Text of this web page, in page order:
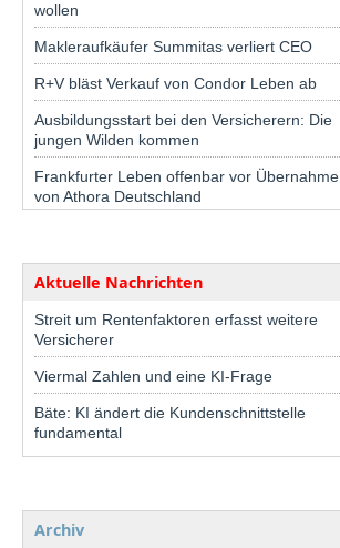
wollen
Makleraufkäufer Summitas verliert CEO
R+V bläst Verkauf von Condor Leben ab
Ausbildungsstart bei den Versicherern: Die
jungen Wilden kommen
Frankfurter Leben offenbar vor Übernahme
von Athora Deutschland
Aktuelle Nachrichten
Streit um Rentenfaktoren erfasst weitere
Versicherer
Viermal Zahlen und eine KI-Frage
Bäte: KI ändert die Kundenschnittstelle
fundamental
Archiv